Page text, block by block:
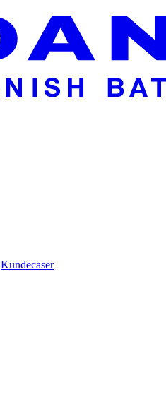
Kundecaser